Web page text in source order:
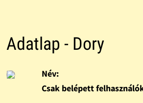
Adatlap - Dory
Név:
Csak belépett